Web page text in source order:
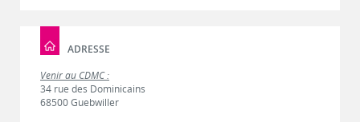
ADRESSE
Venir au CDMC :
34 rue des Dominicains
68500 Guebwiller